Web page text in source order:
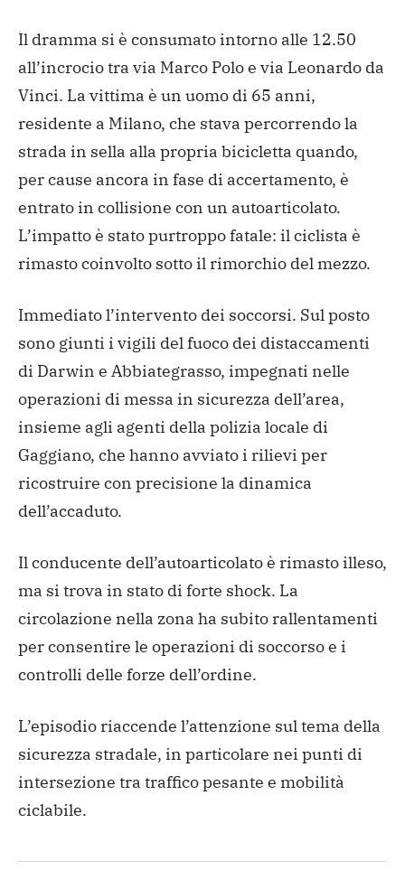
Il dramma si è consumato intorno alle 12.50
all’incrocio tra via Marco Polo e via Leonardo da
Vinci. La vittima è un uomo di 65 anni,
residente a Milano, che stava percorrendo la
strada in sella alla propria bicicletta quando,
per cause ancora in fase di accertamento, è
entrato in collisione con un autoarticolato.
L’impatto è stato purtroppo fatale: il ciclista è
rimasto coinvolto sotto il rimorchio del mezzo.
Immediato l’intervento dei soccorsi. Sul posto
sono giunti i vigili del fuoco dei distaccamenti
di Darwin e Abbiategrasso, impegnati nelle
operazioni di messa in sicurezza dell’area,
insieme agli agenti della polizia locale di
Gaggiano, che hanno avviato i rilievi per
ricostruire con precisione la dinamica
dell’accaduto.
Il conducente dell’autoarticolato è rimasto illeso,
ma si trova in stato di forte shock. La
circolazione nella zona ha subito rallentamenti
per consentire le operazioni di soccorso e i
controlli delle forze dell’ordine.
L’episodio riaccende l’attenzione sul tema della
sicurezza stradale, in particolare nei punti di
intersezione tra traffico pesante e mobilità
ciclabile.